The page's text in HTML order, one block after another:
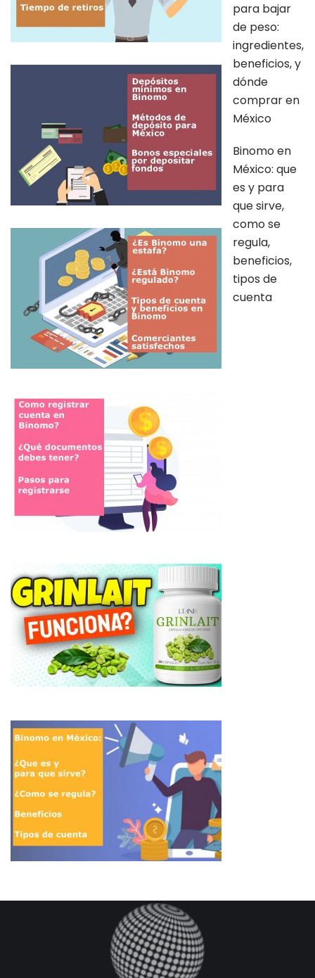
para bajar
de peso:
ingredientes,
beneficios, y
dónde
comprar en
México
Binomo en
México: que
es y para
que sirve,
como se
regula,
beneficios,
tipos de
cuenta